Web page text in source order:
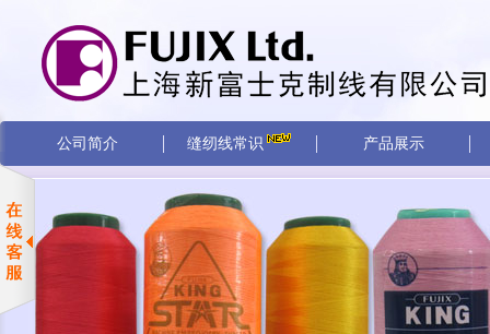
公司简介 缝纫线常识 产品展示